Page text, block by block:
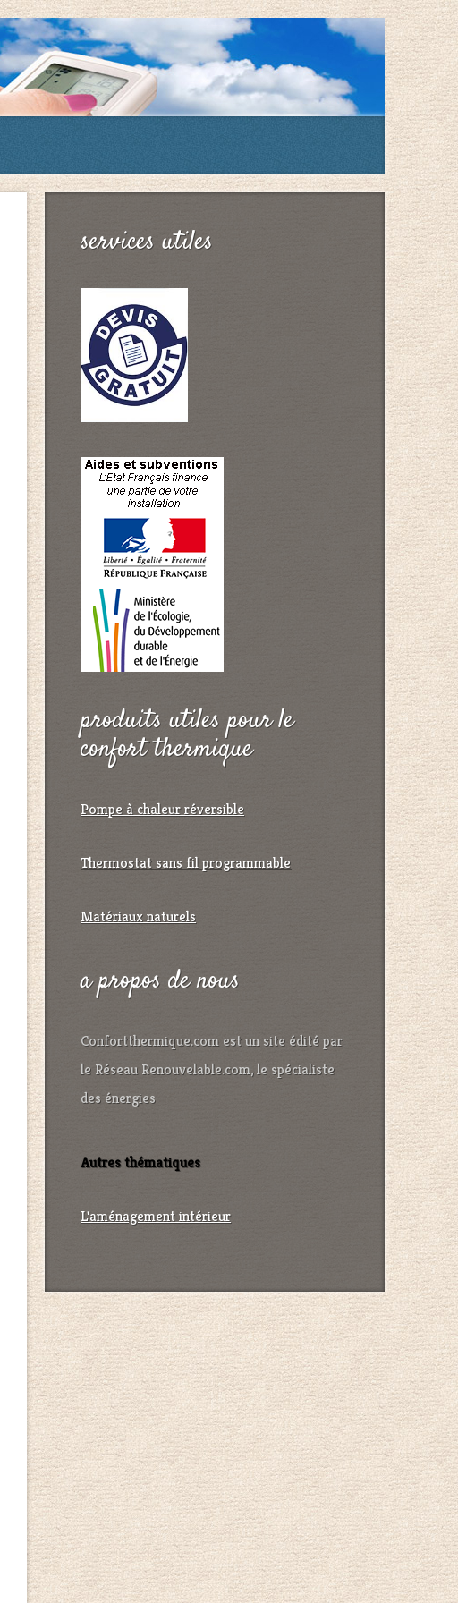
services utiles
produits utiles pour le
confort thermique
Pompe à chaleur réversible
Thermostat sans fil programmable
Matériaux naturels
a propos de nous
Confortthermique.com est un site édité par
le Réseau Renouvelable.com, le spécialiste
des énergies
Autres thématiques
L'aménagement intérieur